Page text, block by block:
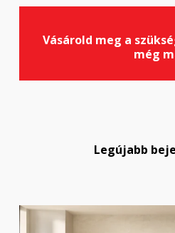
Vásárold meg a
még
Legújabb